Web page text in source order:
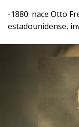
-1880: nace Otto
estadounidense,